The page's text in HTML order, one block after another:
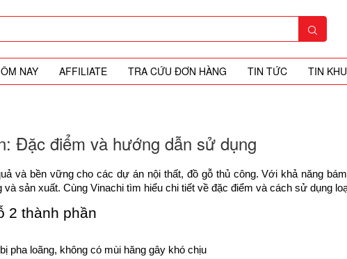
NAY AFFILIATE TRA CỨU ĐƠN HÀNG TIN TỨC TIN
Đặc điểm và hướng dẫn sử dụng
và bền vững cho các dự án nội thất, đồ gỗ thủ công. Với khả năng
sản xuất. Cùng Vinachi tìm hiểu chi tiết về đặc điểm và cách sử dụng
2 thành phần
pha loãng, không có mùi hăng gây khó chịu